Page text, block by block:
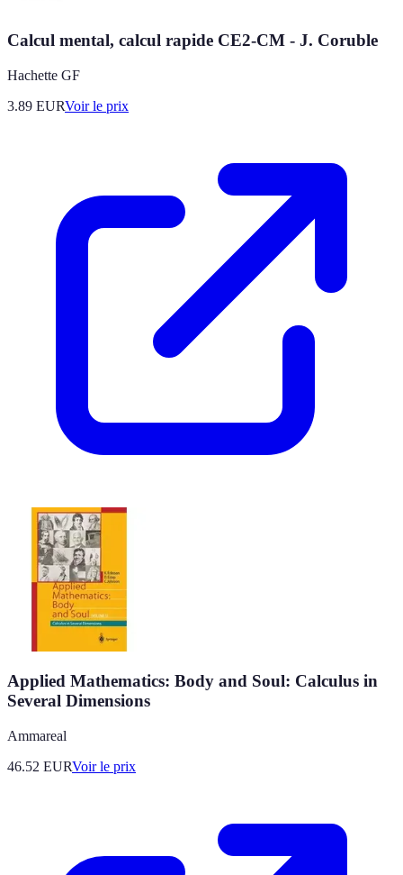
Calcul mental, calcul rapide CE2-CM - J. Coruble
Hachette GF
3.89 EURVoir le prix
Applied Mathematics: Body and Soul: Calculus in
Several Dimensions
Ammareal
46.52 EURVoir le prix